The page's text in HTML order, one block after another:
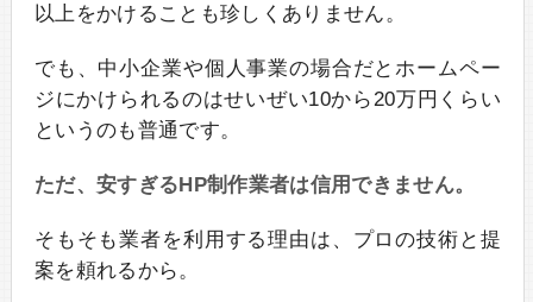
以上をかけることも珍しくありません。
でも、中小企業や個人事業の場合だとホームペー
ジにかけられるのはせいぜい10から20万円くらい
というのも普通です。
ただ、安すぎるHP制作業者は信用できません。
そもそも業者を利用する理由は、プロの技術と提
案を頼れるから。